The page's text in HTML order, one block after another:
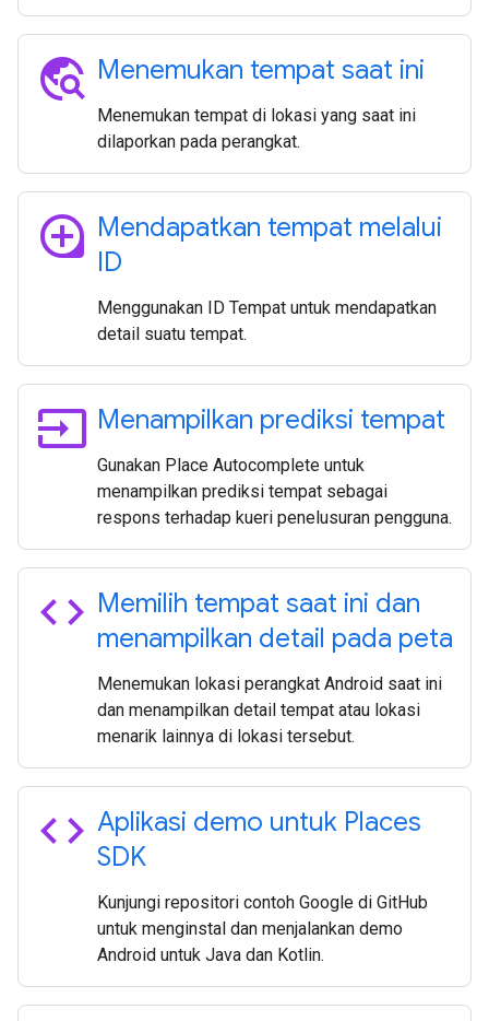
travel_explore Menemukan tempat saat ini
Menemukan tempat di lokasi yang saat ini
dilaporkan pada perangkat.
loupe Mendapatkan tempat melalui
ID
Menggunakan ID Tempat untuk mendapatkan
detail suatu tempat.
input Menampilkan prediksi tempat
Gunakan Place Autocomplete untuk
menampilkan prediksi tempat sebagai
respons terhadap kueri penelusuran pengguna.
code Memilih tempat saat ini dan
menampilkan detail pada peta
Menemukan lokasi perangkat Android saat ini
dan menampilkan detail tempat atau lokasi
menarik lainnya di lokasi tersebut.
code Aplikasi demo untuk Places
SDK
Kunjungi repositori contoh Google di GitHub
untuk menginstal dan menjalankan demo
Android untuk Java dan Kotlin.